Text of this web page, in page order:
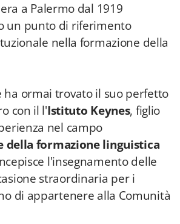
a Palermo dal 1919
un punto di riferimento
nella formazione della
ha ormai trovato il suo perfetto
con il l'Istituto Keynes, figlio
nel campo
della formazione linguistica
l'insegnamento delle
straordinaria per i
di appartenere alla Comunità